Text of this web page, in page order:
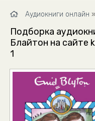
Аудиокниги онлайн »
Подборка
Блайтон на сайте
1